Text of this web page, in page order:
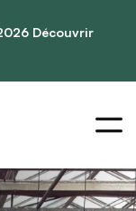
Découvrir